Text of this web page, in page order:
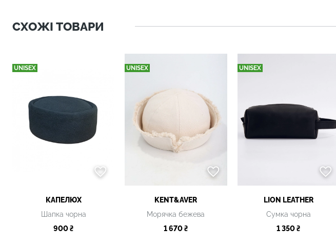
СХОЖІ ТОВАРИ
UNISEX
КАПЕЛЮХ
Шапка чорна
900 ₴
UNISEX
KENT&AVER
Морячка бежева
1 670 ₴
UNISEX
LION LEATHER
Сумка чорна
1 350 ₴